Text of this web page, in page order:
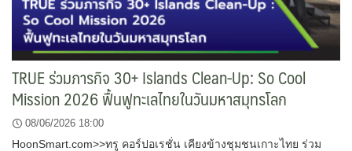
TRUE ร่วมภารกิจ 30+ Islands Clean-Up: So Cool
Mission 2026 ฟื้นฟูทะเลไทยในวันมหาสมุทรโลก
08/06/2026 18:00
HoonSmart.com>>ทรู คอร์ปอเรชั่น เคียงข้างชุมชนเกาะไทย ร่วม